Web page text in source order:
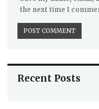
the next time I
Recent Posts